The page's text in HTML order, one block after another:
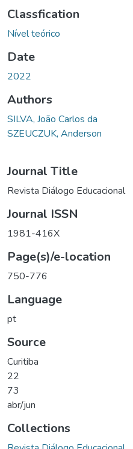
Classfication
Nível teórico
Date
2022
Authors
SILVA, João Carlos da
SZEUCZUK, Anderson
Journal Title
Revista Diálogo Educacional
Journal ISSN
1981-416X
Page(s)/e-location
750-776
Language
pt
Source
Curitiba
22
73
abr/jun
Collections